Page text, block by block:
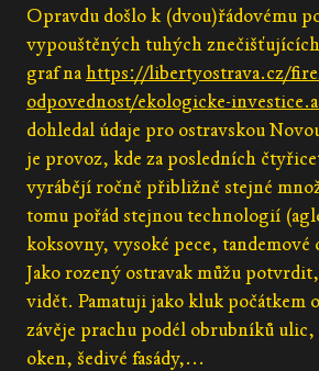
Opravdu došlo k (dvou)řádovému
vypouštěných tuhých
graf nahttps://libertyostrava.cz/
odpovednost/ekologicke-
dohledal údaje pro ostravskou
je provoz, kde za posledních
vyrábějí ročně přibližně stejné
tomu pořád stejnou technologií
koksovny, vysoké pece, tandemové
Jako rozený ostravak můžu
vidět. Pamatuji jako kluk počátkem
závěje prachu podél obrubníků ulic,
oken, šedivé fasády,...